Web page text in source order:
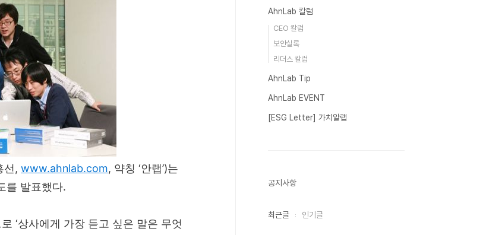
선 , www.ahnlab.com, 약칭 ‘안랩’)는
를 발표했다.
‘상사에게 가장 듣고 싶은 말은 무엇
AhnLab 칼럼
CEO 칼럼
보안실록
리더스 칼럼
AhnLab Tip
AhnLab EVENT
[ESG Letter] 가치알랩
공지사항
최근글 인기글